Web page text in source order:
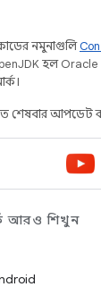
নমুনাগুলি
হল
শেষবার আপডেট
আরও শিখুন